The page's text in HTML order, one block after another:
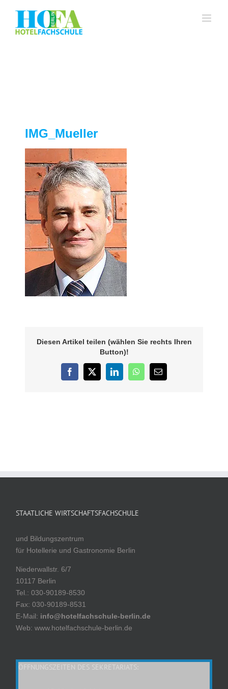
springen
IMG_Mueller
Diesen Artikel teilen (wählen Sie rechts Ihren
Button)!
Facebook
X LinkedInWhatsApp
E-
Mail
STAATLICHE WIRTSCHAFTSFACHSCHULE
und Bildungszentrum
für Hotellerie und Gastronomie Berlin
Niederwallstr. 6/7
10117 Berlin
Tel.: 030-90189-8530
Fax: 030-90189-8531
E-Mail: info@hotelfachschule-berlin.de
Web: www.hotelfachschule-berlin.de
ÖFFNUNGSZEITEN DES SEKRETARIATS: